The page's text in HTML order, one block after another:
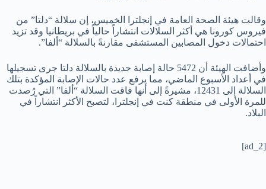
وقالت هيئة الصحة العامة في إنجلترا الخميس، إن سلالة “دلتا” من
فيروس كورونا هي أكثر السلالات انتشاراً حالياً في بريطانيا وقد تزيد
احتمالات دخول المصابين المستشفى مقارنةً بالسلالة “ألفا”.
وأضافت الهيئة أن 5472 حالة إصابة جديدة بالسلالة دلتا جرى تسجيلها
في أعداد الأسبوع الماضي، مما يرفع عدد حالات الإصابة المؤكدة بتلك
السلالة إلى 12431، مشيرةً إلى أنها فاقت السلالة “ألفا” التي رُصدت
للمرة الأولى في منطقة كنت في إنجلترا، لتصبح الأكثر انتشاراً في
البلاد.
[ad_2]